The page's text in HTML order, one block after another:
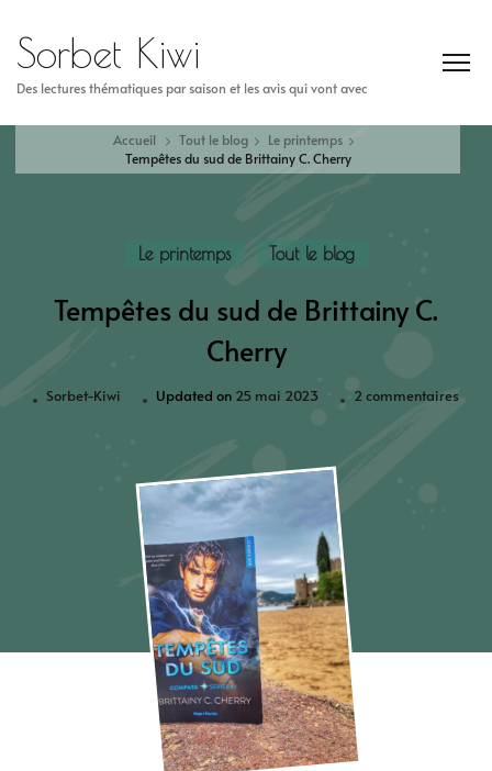
Sorbet Kiwi
Des lectures thématiques par saison et les avis qui vont avec
Accueil Tout le blog
Le printemps
Tempêtes du sud de Brittainy C. Cherry
Le printemps Tout le blog
Tempêtes du sud de Brittainy C.
Cherry
Sorbet-Kiwi Updated on 25 mai 2023 2 commentaires